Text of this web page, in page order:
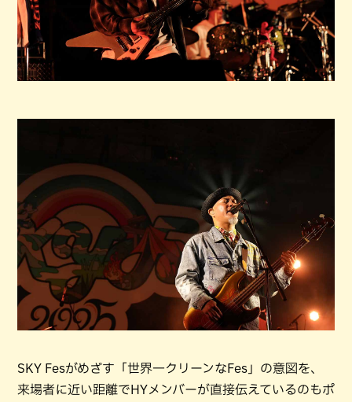
SKY Fesがめざす「世界一クリーンなFes」の意図を、
来場者に近い距離でHYメンバーが直接伝えているのもポ